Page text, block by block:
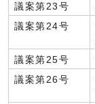
議案第23号
議案第24号
議案第25号
議案第26号